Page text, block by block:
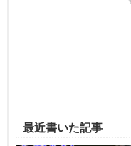
最近書いた記事